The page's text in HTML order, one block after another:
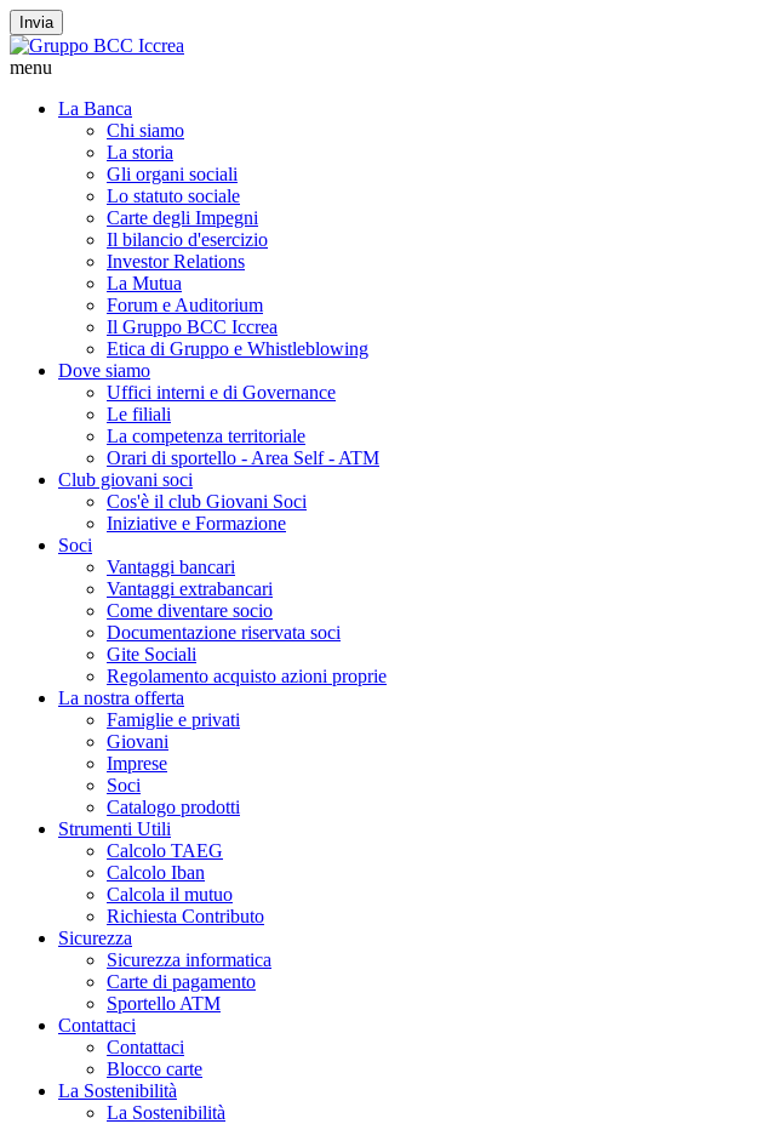
Invia
menu
La Banca
Chi siamo
La storia
Gli organi sociali
Lo statuto sociale
Carte degli Impegni
Il bilancio d'esercizio
Investor Relations
La Mutua
Forum e Auditorium
Il Gruppo BCC Iccrea
Etica di Gruppo e Whistleblowing
Dove siamo
Uffici interni e di Governance
Le filiali
La competenza territoriale
Orari di sportello - Area Self - ATM
Club giovani soci
Cos'è il club Giovani Soci
Iniziative e Formazione
Soci
Vantaggi bancari
Vantaggi extrabancari
Come diventare socio
Documentazione riservata soci
Gite Sociali
Regolamento acquisto azioni proprie
La nostra offerta
Famiglie e privati
Giovani
Imprese
Soci
Catalogo prodotti
Strumenti Utili
Calcolo TAEG
Calcolo Iban
Calcola il mutuo
Richiesta Contributo
Sicurezza
Sicurezza informatica
Carte di pagamento
Sportello ATM
Contattaci
Contattaci
Blocco carte
La Sostenibilità
La Sostenibilità